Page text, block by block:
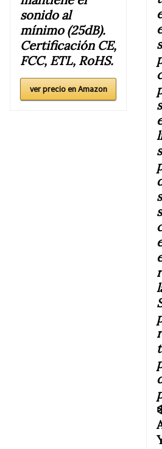
sonido al
mínimo (25dB).
Certificación CE,
FCC, ETL, RoHS.
ver precio en Amazon